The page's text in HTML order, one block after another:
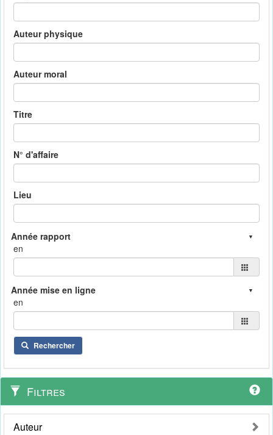
Auteur physique
Auteur moral
Titre
N° d'affaire
Lieu
en
en
Rechercher
Filtres
Auteur